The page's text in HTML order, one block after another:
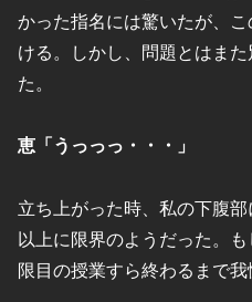
かった指名には驚いたが、
ける。しかし、問題とはま
た。
恵「うっっっ・・・」
立ち上がった時、私の下腹
以上に限界のようだった。
限目の授業すら終わるまで我